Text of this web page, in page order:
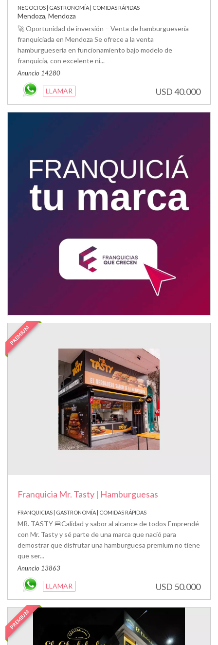
NEGOCIOS | GASTRONOMÍA | COMIDAS RÁPIDAS
Mendoza, Mendoza
🚀 Oportunidad de inversión – Venta de hamburguesería
franquiciada en Mendoza Se ofrece a la venta
hamburguesería en funcionamiento bajo modelo de
franquicia, con excelente ni...
Anuncio 14280
LLAMAR USD 40.000
Franquicia Mr. Tasty | Hamburguesas
PREMIUM
FRANQUICIAS | GASTRONOMÍA | COMIDAS RÁPIDAS
MR. TASTY 🍔Calidad y sabor al alcance de todos Emprendé
con Mr. Tasty y sé parte de una marca que nació para
demostrar que disfrutar una hamburguesa premium no tiene
que ser...
Anuncio 13863
LLAMAR USD 50.000
PREMIUM